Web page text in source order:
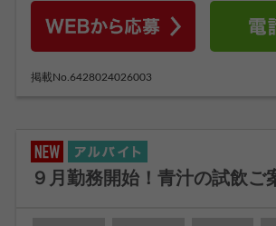
掲載No.6428024026003
９月勤務開始！青汁の試飲ご